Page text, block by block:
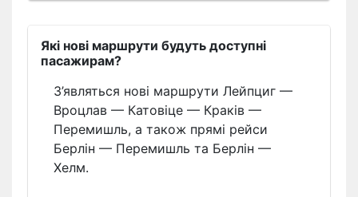
Які нові маршрути будуть доступні
пасажирам?
З’являться нові маршрути Лейпциг —
Вроцлав — Катовіце — Краків —
Перемишль, а також прямі рейси
Берлін — Перемишль та Берлін —
Хелм.